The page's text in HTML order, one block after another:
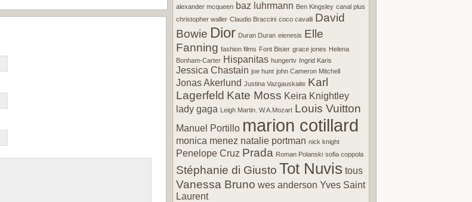
alexander mcqueen baz luhrmann Ben Kingsley canal plus
christopher waller Claudio Braccini coco cavalli David
Bowie Dior Duran Duran eienesis Elle
Fanning fashion films Font Bisier grace jones Helena
Bonham-Carter Hispanitas hungertv Ingrid Karis
Jessica Chastain joe hunt john Cameron Mitchell
Jonas Akerlund Justina Vazgauskaite Karl
Lagerfeld Kate Moss Keira Knightley
lady gaga Leigh Martin. W.A.Mozart Louis Vuitton
Manuel Portillo marion cotillard
monica menez natalie portman nick knight
Penelope Cruz Prada Roman Polanski sofia coppola
Stéphanie di Giusto Tot Nuvis tous
Vanessa Bruno wes anderson Yves Saint
Laurent